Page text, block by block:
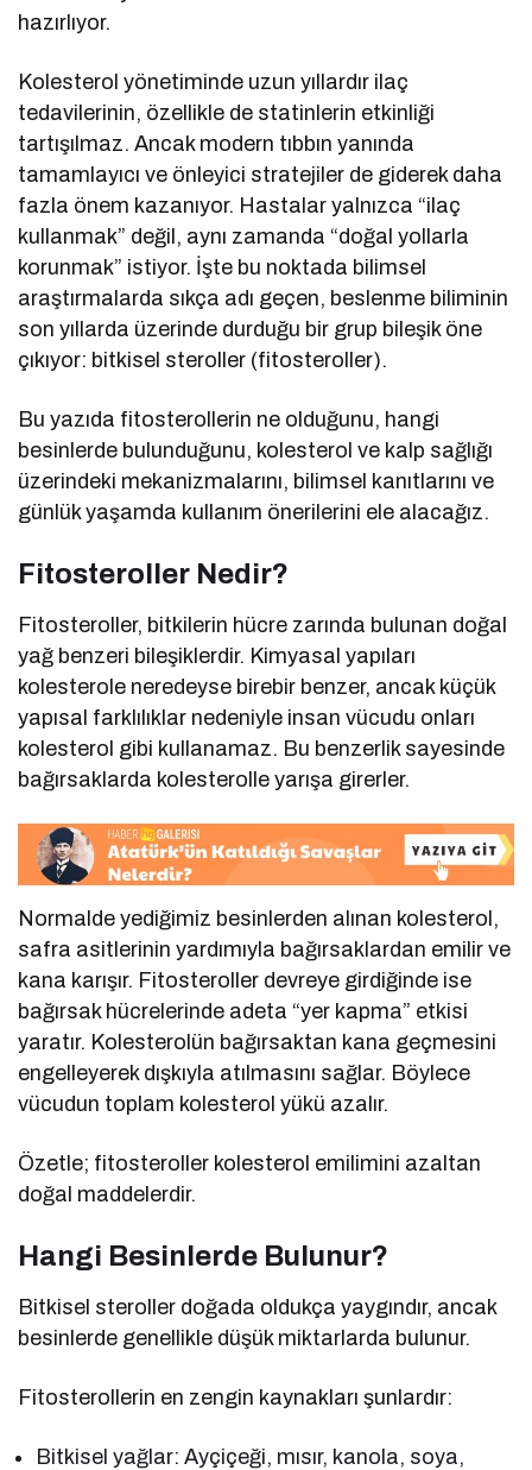
hazırlıyor.
Kolesterol yönetiminde uzun yıllardır ilaç
tedavilerinin, özellikle de statinlerin etkinliği
tartışılmaz. Ancak modern tıbbın yanında
tamamlayıcı ve önleyici stratejiler de giderek daha
fazla önem kazanıyor. Hastalar yalnızca “ilaç
kullanmak” değil, aynı zamanda “doğal yollarla
korunmak” istiyor. İşte bu noktada bilimsel
araştırmalarda sıkça adı geçen, beslenme biliminin
son yıllarda üzerinde durduğu bir grup bileşik öne
çıkıyor: bitkisel steroller (fitosteroller).
Bu yazıda fitosterollerin ne olduğunu, hangi
besinlerde bulunduğunu, kolesterol ve kalp sağlığı
üzerindeki mekanizmalarını, bilimsel kanıtlarını ve
günlük yaşamda kullanım önerilerini ele alacağız.
Fitosteroller Nedir?
Fitosteroller, bitkilerin hücre zarında bulunan doğal
yağ benzeri bileşiklerdir. Kimyasal yapıları
kolesterole neredeyse birebir benzer, ancak küçük
yapısal farklılıklar nedeniyle insan vücudu onları
kolesterol gibi kullanamaz. Bu benzerlik sayesinde
bağırsaklarda kolesterolle yarışa girerler.
Normalde yediğimiz besinlerden alınan kolesterol,
safra asitlerinin yardımıyla bağırsaklardan emilir ve
kana karışır. Fitosteroller devreye girdiğinde ise
bağırsak hücrelerinde adeta “yer kapma” etkisi
yaratır. Kolesterolün bağırsaktan kana geçmesini
engelleyerek dışkıyla atılmasını sağlar. Böylece
vücudun toplam kolesterol yükü azalır.
Özetle; fitosteroller kolesterol emilimini azaltan
doğal maddelerdir.
Hangi Besinlerde Bulunur?
Bitkisel steroller doğada oldukça yaygındır, ancak
besinlerde genellikle düşük miktarlarda bulunur.
Fitosterollerin en zengin kaynakları şunlardır:
Bitkisel yağlar: Ayçiçeği, mısır, kanola, soya,